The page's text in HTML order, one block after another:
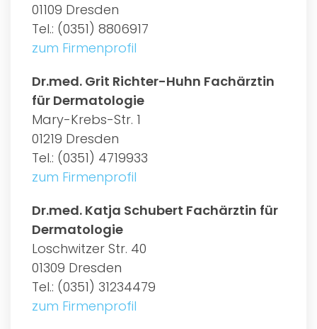
01109 Dresden
Tel.: (0351) 8806917
zum Firmenprofil
Dr.med. Grit Richter-Huhn Fachärztin
für Dermatologie
Mary-Krebs-Str. 1
01219 Dresden
Tel.: (0351) 4719933
zum Firmenprofil
Dr.med. Katja Schubert Fachärztin für
Dermatologie
Loschwitzer Str. 40
01309 Dresden
Tel.: (0351) 31234479
zum Firmenprofil